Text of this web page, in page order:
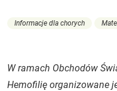
Informacje dla chorych
W ramach Obchodów
Hemofilię organizowane